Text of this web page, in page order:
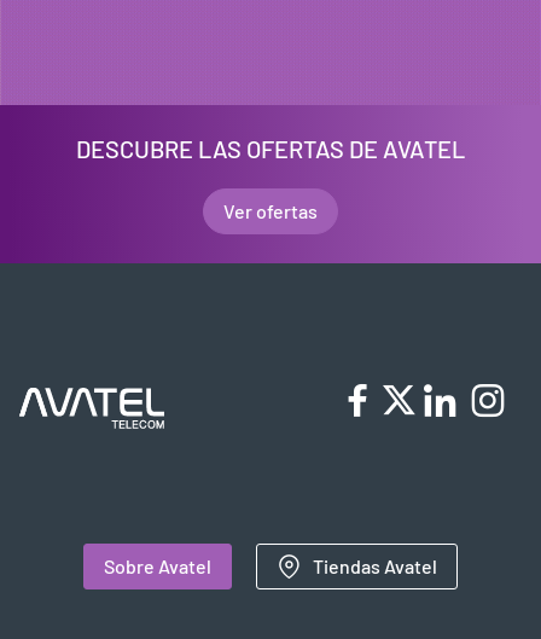
DESCUBRE LAS OFERTAS DE AVATEL
Ver ofertas
Sobre Avatel Tiendas Avatel